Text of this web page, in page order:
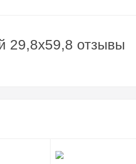
29,8x59,8 отзывы